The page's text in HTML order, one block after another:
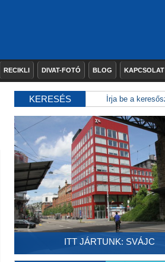
RECIKLI DIVAT-FOTÓ BLOG KAPCSOLAT
KERESÉS
ITT JÁRTUNK: SVÁJC